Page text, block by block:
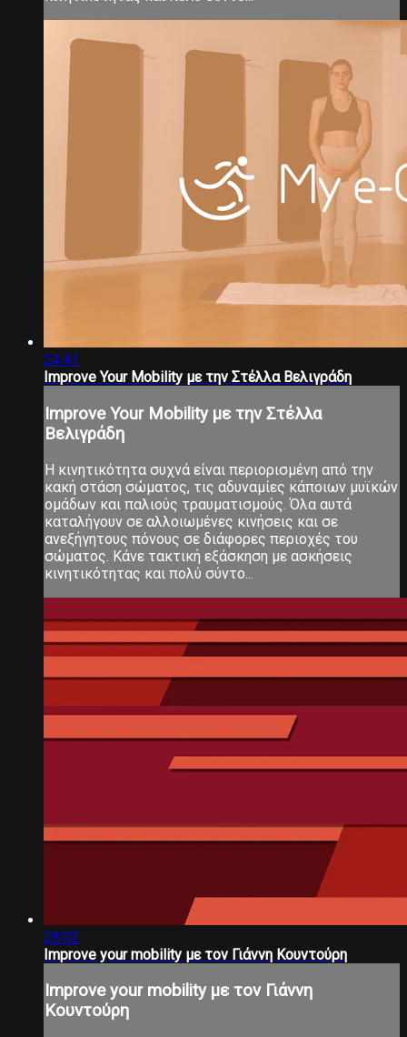
24:41
Improve Your Mobility με την Στέλλα Βελιγράδη
Improve Your Mobility με την Στέλλα
Βελιγράδη
Η κινητικότητα συχνά είναι περιορισμένη από την
κακή στάση σώματος, τις αδυναμίες κάποιων μυϊκών
ομάδων και παλιούς τραυματισμούς. Όλα αυτά
καταλήγουν σε αλλοιωμένες κινήσεις και σε
ανεξήγητους πόνους σε διάφορες περιοχές του
σώματος. Κάνε τακτική εξάσκηση με ασκήσεις
κινητικότητας και πολύ σύντο...
28:02
Improve your mobility με τον Γιάννη Κουντούρη
Improve your mobility με τον Γιάννη
Κουντούρη